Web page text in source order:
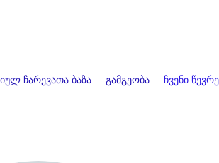
ჩარევათა ბაზა გამგეობა ჩვენი